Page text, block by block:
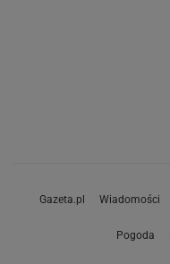
Gazeta.pl Wiadomości
Pogoda